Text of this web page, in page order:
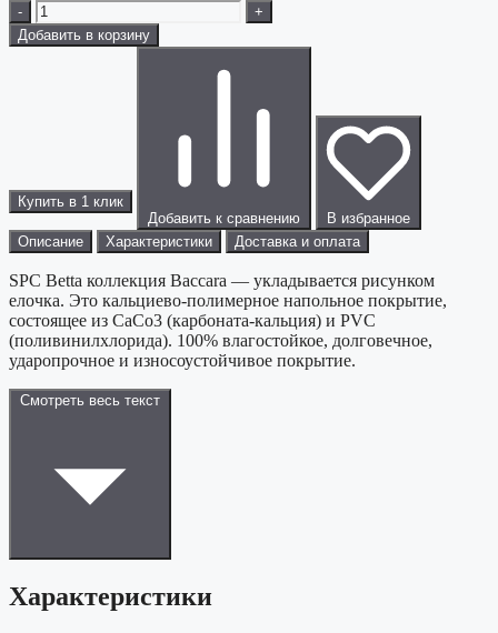
-
+
Добавить в корзину
Купить в 1 клик
Добавить к сравнению
В избранное
Описание
Характеристики Доставка и оплата
SPC Betta коллекция Baccara — укладывается рисунком
елочка. Это кальциево-полимерное напольное покрытие,
состоящее из CaCo3 (карбоната-кальция) и PVC
(поливинилхлорида). 100% влагостойкое, долговечное,
ударопрочное и износоустойчивое покрытие.
Смотреть весь текст
Характеристики